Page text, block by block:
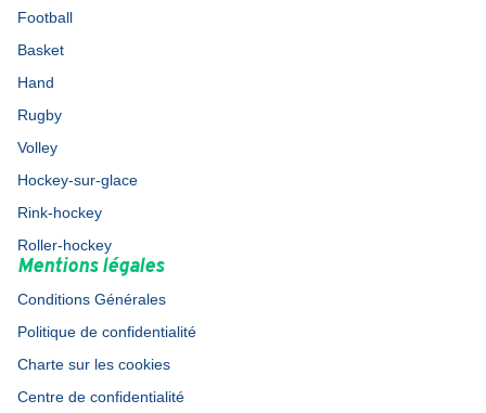
Football
Basket
Hand
Rugby
Volley
Hockey-sur-glace
Rink-hockey
Roller-hockey
Mentions légales
Conditions Générales
Politique de confidentialité
Charte sur les cookies
Centre de confidentialité